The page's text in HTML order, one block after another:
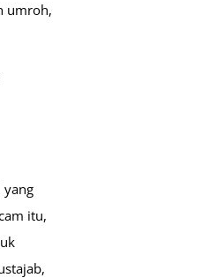
Cepat
umroh,
yang
itu,